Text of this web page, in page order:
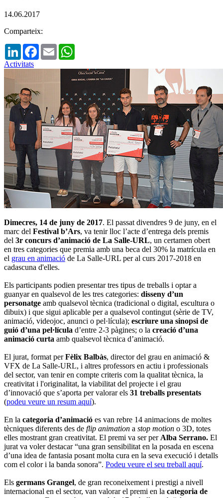
14.06.2017
Comparteix:
LinkedInFacebook
Email
Activitats
Dimecres, 14 de juny de 2017. El passat divendres 9 de juny, en el
marc del Festival b’Ars, va tenir lloc l’acte d’entrega dels premis
del 3r concurs d’animació de La Salle-URL, un certamen obert
en tres categories que premia amb una beca del 30% la matrícula en
el grau en animació de La Salle-URL per al curs 2017-2018 en
cadascuna d'elles.
Els participants podien presentar tres tipus de treballs i optar a
guanyar en qualsevol de les tres categories: disseny d’un
personatge amb qualsevol tècnica (tradicional o digital, escultura o
dibuix) i que sigui aplicable per a qualsevol contingut (sèrie de TV,
animació, videojoc, anunci o pel·lícula); escriure una sinopsi de
guió d’una pel·lícula d’entre 2-3 pàgines; o la creació d’una
animació curta amb qualsevol tècnica d’animació.
El jurat, format perFèlix Balbàs, director del grau en animació &
VFX de La Salle-URL, i altres professors en actiu i professionals
del sector, van tenir en compte criteris com la qualitat tècnica, la
creativitat i l'originalitat, la viabilitat del projecte i el grau
d’innovació que s’aporta per valorar els 31 treballs presentats
(podeu veure un resum aquí).
En la categoria d’animació es van rebre 14 animacions de moltes
tècniques diferents des de flip animation a stop motion o 3D, totes
elles mostrant gran creativitat. El premi va ser per Alba Serrano. El
jurat va voler destacar “una gran sensibilitat en la posada en escena
d’una idea de fantasia posant molta cura en la seva execució i detalls
com el color i la banda sonora”. Podeu veure el seu treball aquí.
Els germans Grangel, de gran reconeixement i prestigi a nivell
internacional en el sector, van valorar el premi en la categoria de